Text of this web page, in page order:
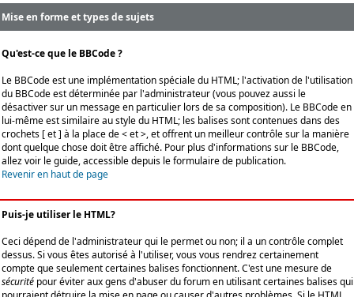
Mise en forme et types de sujets
Qu'est-ce que le BBCode ?
Le BBCode est une implémentation spéciale du HTML; l'activation de l'utilisation
du BBCode est déterminée par l'administrateur (vous pouvez aussi le
désactiver sur un message en particulier lors de sa composition). Le BBCode en
lui-même est similaire au style du HTML; les balises sont contenues dans des
crochets [ et ] à la place de < et >, et offrent un meilleur contrôle sur la manière
dont quelque chose doit être affiché. Pour plus d'informations sur le BBCode,
allez voir le guide, accessible depuis le formulaire de publication.
Revenir en haut de page
Puis-je utiliser le HTML?
Ceci dépend de l'administrateur qui le permet ou non; il a un contrôle complet
dessus. Si vous êtes autorisé à l'utiliser, vous vous rendrez certainement
compte que seulement certaines balises fonctionnent. C'est une mesure de
sécurité pour éviter aux gens d'abuser du forum en utilisant certaines balises qui